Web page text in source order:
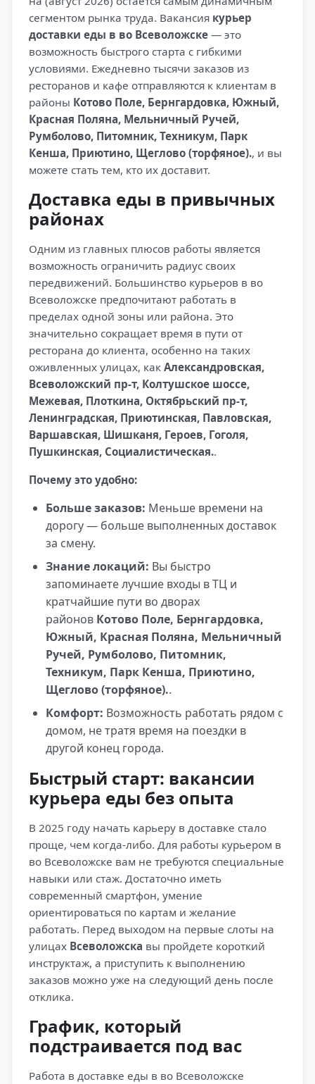
сегментом рынка труда. Вакансия курьер
доставки еды в во Всеволожске — это
возможность быстрого старта с гибкими
условиями. Ежедневно тысячи заказов из
ресторанов и кафе отправляются к клиентам в
районы Котово Поле, Бернгардовка, Южный,
Красная Поляна, Мельничный Ручей,
Румболово, Питомник, Техникум, Парк
Кенша, Приютино, Щеглово (торфяное)., и вы
можете стать тем, кто их доставит.
Доставка еды в привычных
районах
Одним из главных плюсов работы является
возможность ограничить радиус своих
передвижений. Большинство курьеров в во
Всеволожске предпочитают работать в
пределах одной зоны или района. Это
значительно сокращает время в пути от
ресторана до клиента, особенно на таких
оживленных улицах, как Александровская,
Всеволожский пр-т, Колтушское шоссе,
Межевая, Плоткина, Октябрьский пр-т,
Ленинградская, Приютинская, Павловская,
Варшавская, Шишканя, Героев, Гоголя,
Пушкинская, Социалистическая..
Почему это удобно:
Больше заказов: Меньше времени на
дорогу — больше выполненных доставок
за смену.
Знание локаций: Вы быстро
запоминаете лучшие входы в ТЦ и
кратчайшие пути во дворах
районов Котово Поле, Бернгардовка,
Южный, Красная Поляна, Мельничный
Ручей, Румболово, Питомник,
Техникум, Парк Кенша, Приютино,
Щеглово (торфяное)..
Комфорт: Возможность работать рядом с
домом, не тратя время на поездки в
другой конец города.
Быстрый старт: вакансии
курьера еды без опыта
В 2025 году начать карьеру в доставке стало
проще, чем когда-либо. Для работы курьером в
во Всеволожске вам не требуются специальные
навыки или стаж. Достаточно иметь
современный смартфон, умение
ориентироваться по картам и желание
работать. Перед выходом на первые слоты на
улицах Всеволожска вы пройдете короткий
инструктаж, а приступить к выполнению
заказов можно уже на следующий день после
отклика.
График, который
подстраивается под вас
Работа в доставке еды в во Всеволожске